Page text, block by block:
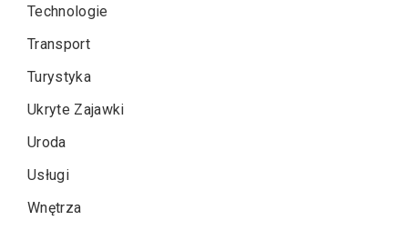
Technologie
Transport
Turystyka
Ukryte Zajawki
Uroda
Usługi
Wnętrza